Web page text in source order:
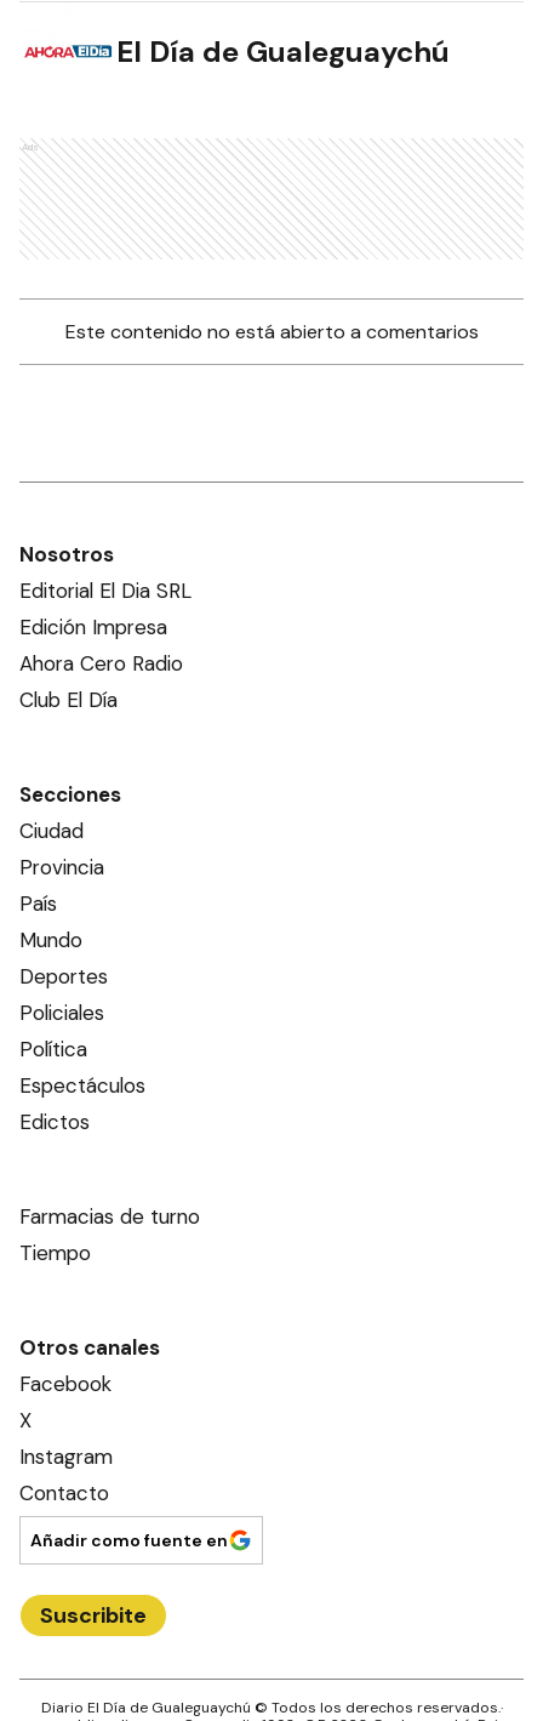
El Día de Gualeguaychú
Ads
Este contenido no está abierto a comentarios
Nosotros
Editorial El Dia SRL
Edición Impresa
Ahora Cero Radio
Club El Día
Secciones
Ciudad
Provincia
País
Mundo
Deportes
Policiales
Política
Espectáculos
Edictos
Farmacias de turno
Tiempo
Otros canales
Facebook
X
Instagram
Contacto
Añadir como fuente en
Suscribite
Diario El Día de Gualeguaychú © Todos los derechos reservados.·